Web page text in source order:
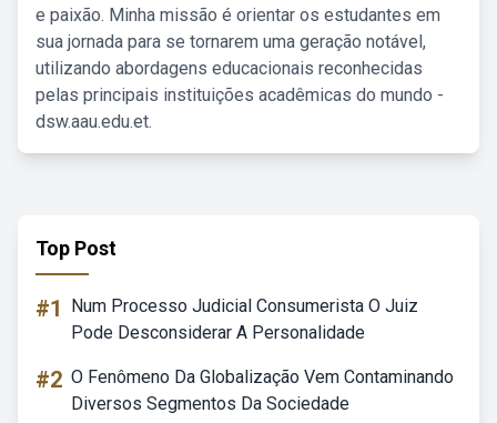
e paixão. Minha missão é orientar os estudantes em
sua jornada para se tornarem uma geração notável,
utilizando abordagens educacionais reconhecidas
pelas principais instituições acadêmicas do mundo -
dsw.aau.edu.et.
Top Post
#1
Num Processo Judicial Consumerista O Juiz
Pode Desconsiderar A Personalidade
#2 O Fenômeno Da Globalização Vem Contaminando
Diversos Segmentos Da Sociedade